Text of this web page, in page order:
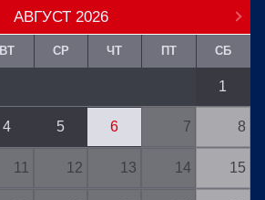
АВГУСТ 2026
ВТ СР ЧТ ПТ СБ
1
4 5 6 7 8
11 12 13 14 15